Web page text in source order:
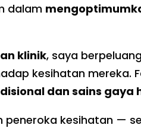
dalam
klinik, saya
kesihatan mereka.
dan sains gaya
peneroka kesihatan —